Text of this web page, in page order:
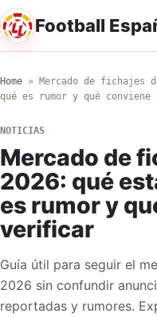
Football
Home » Mercado de fichajes
qué es rumor y qué
NOTICIAS
Mercado de
2026: qué
es rumor y
verificar
Guía útil para seguir el
2026 sin confundir
reportadas y rumores.